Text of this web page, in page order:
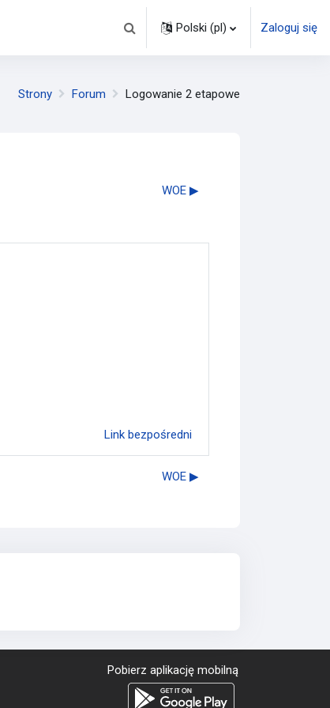
Przełącznik wyszukiwarki
Polski ‎(pl)‎ Zaloguj się
Strony Forum Logowanie 2 etapowe
WOE ▶︎
Link bezpośredni
WOE ▶︎
Pobierz aplikację mobilną